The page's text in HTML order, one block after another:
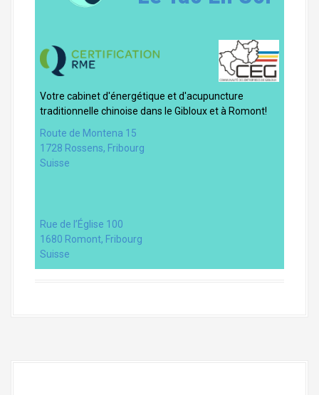
Votre cabinet d'énergétique et d'acupuncture
traditionnelle chinoise dans le Gibloux et à Romont!
Route de Montena 15
1728 Rossens, Fribourg
Suisse
Rue de l’Église 100
1680 Romont, Fribourg
Suisse